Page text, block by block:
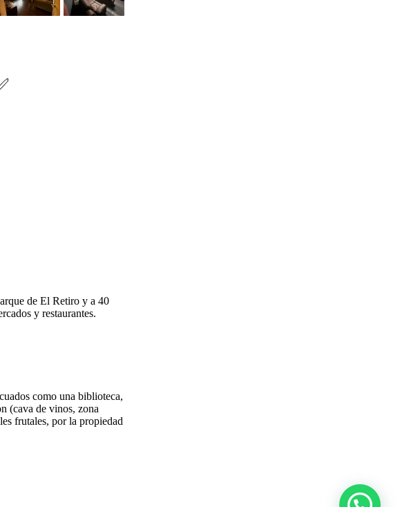
de El Retiro y a 40
y restaurantes.
como una biblioteca,
(cava de vinos, zona
frutales, por la propiedad